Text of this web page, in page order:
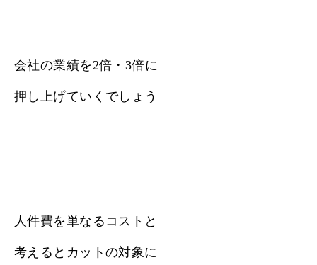
会社の業績を2倍・3倍に
押し上げていくでしょう
人件費を単なるコストと
考えるとカットの対象に